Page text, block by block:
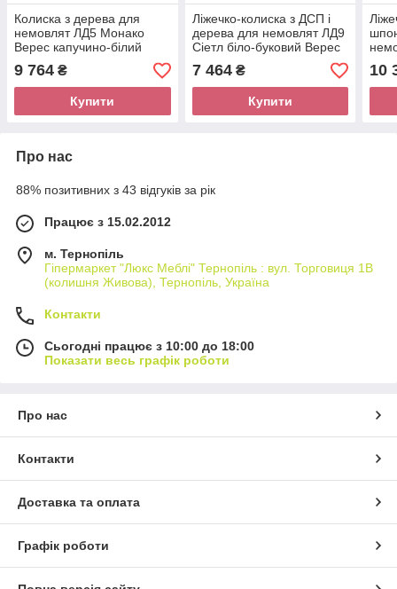
Колиска з дерева для
немовлят ЛД5 Монако
Верес капучино-білий
9 764 ₴
Купити
Ліжечко-колиска з ДСП і
дерева для немовлят ЛД9
Сіетл біло-буковий Верес
7 464₴
Купити
10
Про нас
88% позитивних з 43 відгуків за рік
Працює з 15.02.2012
м. Тернопіль
Гіпермаркет "Люкс Меблі" Тернопіль : вул. Торговиця 1В
(колишня Живова), Тернопіль, Україна
Контакти
Сьогодні працює з 10:00 до 18:00
Показати весь графік роботи
Про нас
Контакти
Доставка та оплата
Графік роботи